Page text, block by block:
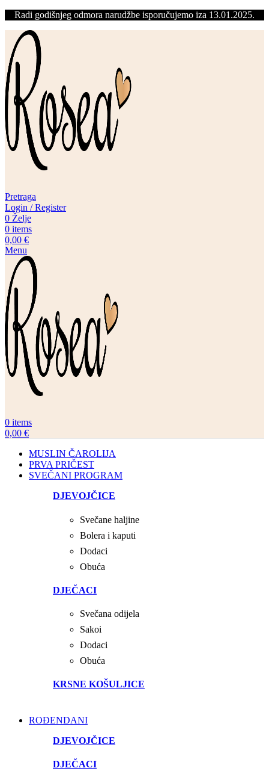
Radi godišnjeg odmora narudžbe isporučujemo iza 13.01.2025.
Pretraga
Login / Register
0 Želje
0 items
0,00 €
Menu
0 items
0,00 €
MUSLIN ČAROLIJA
PRVA PRIČEST
SVEČANI PROGRAM
DJEVOJČICE
Svečane haljine
Bolera i kaputi
Dodaci
Obuća
DJEČACI
Svečana odijela
Sakoi
Dodaci
Obuća
KRSNE KOŠULJICE
ROĐENDANI
DJEVOJČICE
DJEČACI